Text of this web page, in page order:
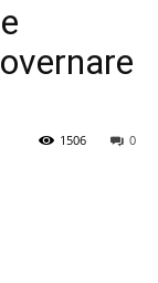
0
1506